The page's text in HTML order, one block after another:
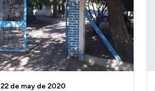
22 de may de 2020